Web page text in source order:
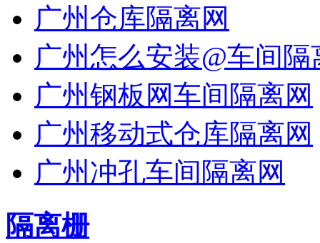
广州仓库隔离网
广州怎么安装@车间隔
广州钢板网车间隔离网
广州移动式仓库隔离网
广州冲孔车间隔离网
隔离栅